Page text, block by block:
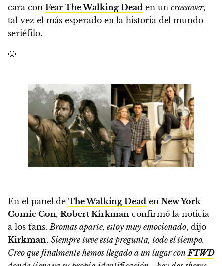
cara con Fear The Walking Dead en un crossover,
tal vez el más esperado en la historia del mundo
seriéfilo.
🙂
En el panel de The Walking Dead en New York
Comic Con, Robert Kirkman confirmó la noticia
a los fans. Bromas aparte, estoy muy emocionado, dijo
Kirkman. Siempre tuve esta pregunta, todo el tiempo.
Creo que finalmente hemos llegado a un lugar conFTWD